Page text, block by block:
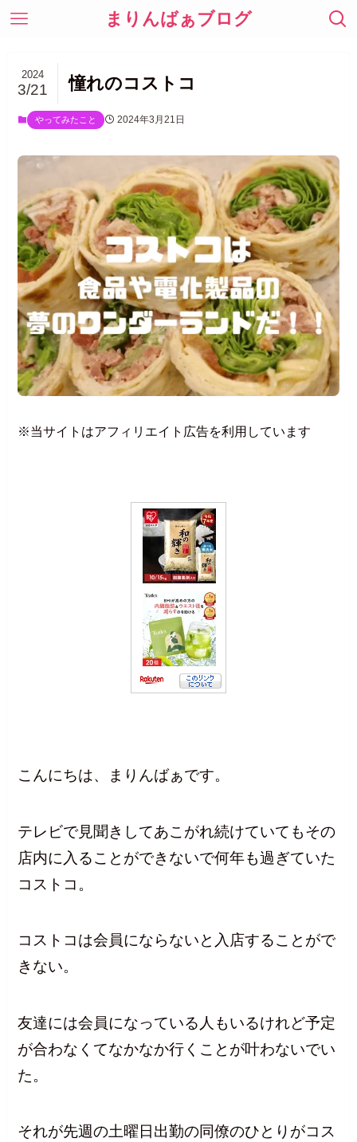
まりんばぁブログ
憧れのコストコ
2024
3/21
やってみたこと 2024年3月21日
※当サイトはアフィリエイト広告を利用しています
こんにちは、まりんばぁです。
テレビで見聞きしてあこがれ続けていてもその
店内に入ることができないで何年も過ぎていた
コストコ。
コストコは会員にならないと入店することがで
きない。
友達には会員になっている人もいるけれど予定
が合わなくてなかなか行くことが叶わないでい
た。
それが先週の土曜日出勤の同僚のひとりがコス